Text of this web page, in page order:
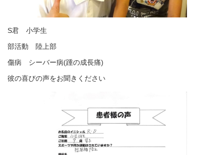
S君 小学生
部活動 陸上部
傷病 シーバー病(踵の成長痛)
彼の喜びの声をお聞きください